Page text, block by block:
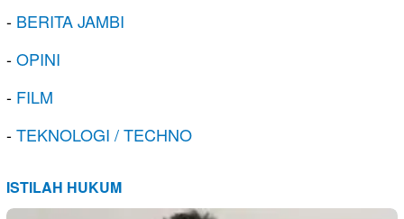
- BERITA JAMBI
-OPINI
- FILM
-TEKNOLOGI / TECHNO
ISTILAH HUKUM